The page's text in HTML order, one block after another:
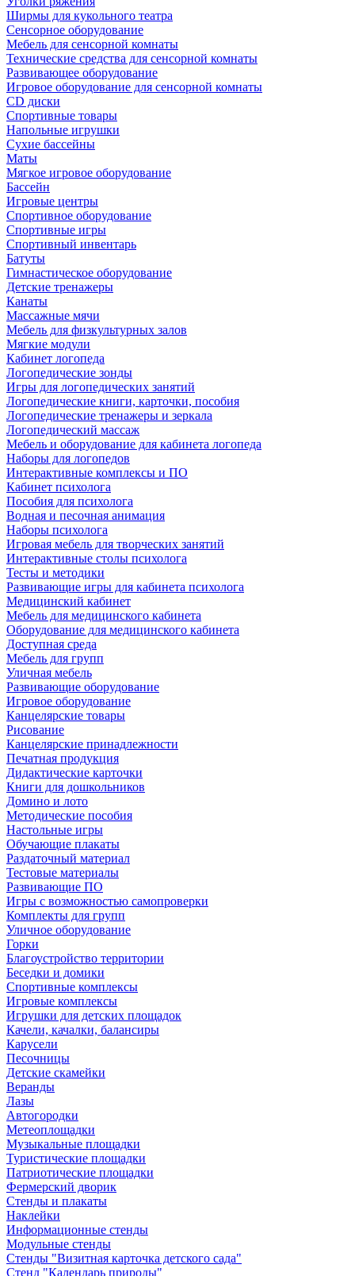
Ширмы для кукольного театра
Сенсорное оборудование
Мебель для сенсорной комнаты
Технические средства для сенсорной комнаты
Развивающее оборудование
Игровое оборудование для сенсорной комнаты
CD диски
Спортивные товары
Напольные игрушки
Сухие бассейны
Маты
Мягкое игровое оборудование
Бассейн
Игровые центры
Спортивное оборудование
Спортивные игры
Спортивный инвентарь
Батуты
Гимнастическое оборудование
Детские тренажеры
Канаты
Массажные мячи
Мебель для физкультурных залов
Мягкие модули
Кабинет логопеда
Логопедические зонды
Игры для логопедических занятий
Логопедические книги, карточки, пособия
Логопедические тренажеры и зеркала
Логопедический массаж
Мебель и оборудование для кабинета логопеда
Наборы для логопедов
Интерактивные комплексы и ПО
Кабинет психолога
Пособия для психолога
Водная и песочная анимация
Наборы психолога
Игровая мебель для творческих занятий
Интерактивные столы психолога
Тесты и методики
Развивающие игры для кабинета психолога
Медицинский кабинет
Мебель для медицинского кабинета
Оборудование для медицинского кабинета
Доступная среда
Мебель для групп
Уличная мебель
Развивающие оборудование
Игровое оборудование
Канцелярские товары
Рисование
Канцелярские принадлежности
Печатная продукция
Дидактические карточки
Книги для дошкольников
Домино и лото
Методические пособия
Настольные игры
Обучающие плакаты
Раздаточный материал
Тестовые материалы
Развивающие ПО
Игры с возможностью самопроверки
Комплекты для групп
Уличное оборудование
Горки
Благоустройство территории
Беседки и домики
Спортивные комплексы
Игровые комплексы
Игрушки для детских площадок
Качели, качалки, балансиры
Карусели
Песочницы
Детские скамейки
Веранды
Лазы
Автогородки
Метеоплощадки
Музыкальные площадки
Туристические площадки
Патриотические площадки
Фермерский дворик
Стенды и плакаты
Наклейки
Информационные стенды
Модульные стенды
Стенды "Визитная карточка детского сада"
Стенд "Календарь природы"